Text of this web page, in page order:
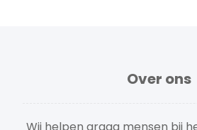
Over ons